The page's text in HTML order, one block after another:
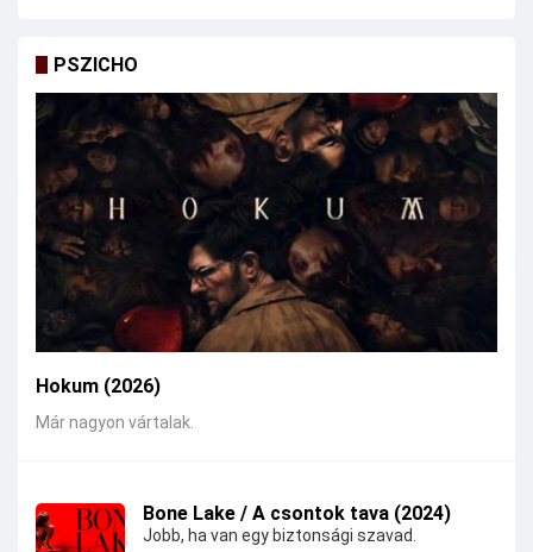
PSZICHO
Hokum (2026)
Már nagyon vártalak.
Bone Lake / A csontok tava (2024)
Jobb, ha van egy biztonsági szavad.